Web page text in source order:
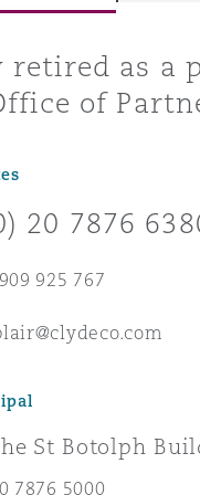
et
pratiques
retired as a
of
20 7876
925 767
St Botolph
7876 5000